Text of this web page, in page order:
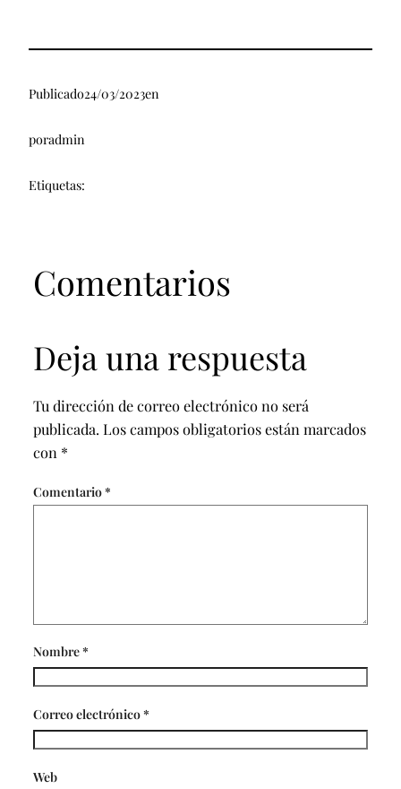
Publicado24/03/2023en
poradmin
Etiquetas:
Comentarios
Deja una respuesta
Tu dirección de correo electrónico no será
publicada. Los campos obligatorios están marcados
con *
Comentario*
Nombre*
Correo electrónico*
Web